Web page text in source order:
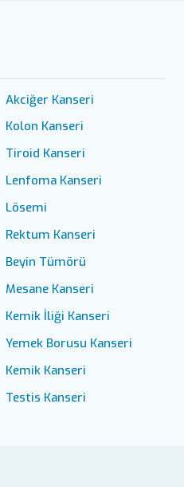
Akciğer Kanseri
Kolon Kanseri
Tiroid Kanseri
Lenfoma Kanseri
Lösemi
Rektum Kanseri
Beyin Tümörü
Mesane Kanseri
Kemik İliği Kanseri
Yemek Borusu Kanseri
Kemik Kanseri
Testis Kanseri